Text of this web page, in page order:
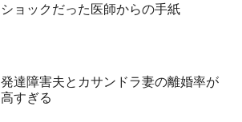
ショックだった医師からの手紙
発達障害夫とカサンドラ妻の離婚率が
高すぎる